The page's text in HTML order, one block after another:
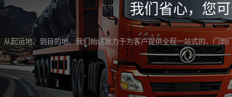
我们省心，您
从起运地、到目的地、我们始终致力于为客户提供全程一站式的、门